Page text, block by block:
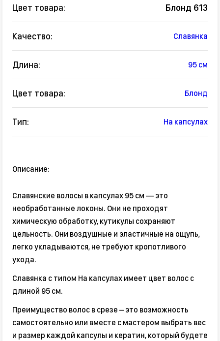
Цвет товара: Блонд 613
Качество: Славянка
Длина: 95 см
Цвет товара: Блонд
Тип: На капсулах
Описание:
Славянские волосы в капсулах 95 см — это
необработанные локоны. Они не проходят
химическую обработку, кутикулы сохраняют
цельность. Они воздушные и эластичные на ощупь,
легко укладываются, не требуют кропотливого
ухода.
Славянка с типом На капсулах имеет цвет волос с
длиной 95 см.
Преимущество волос в срезе – это возможность
самостоятельно или вместе с мастером выбрать вес
и размер каждой капсулы и кератин, который будете